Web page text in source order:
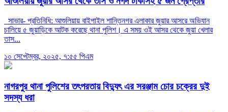
সাভার- প্রতিনিধি: আশুলিয়ায় বাইপাইল শান্তিনগর এলাকার জুয়ার আসরে অভিযান
চালিয়ে ৫ জুয়াড়িকে আটক করেছে থানা পুলিশ। এ সময় ওই আসর থেকে জুয়া খেলার
তাস...
১০ সেপ্টেম্বর, ২০২৫, ৭:৫৫ পিএম
নাগরপুর থানা পুলিশের তৎপরতায় বিদ্যুৎ এর সরঞ্জাম চোর চক্রের দুই
সদস্য ধরা